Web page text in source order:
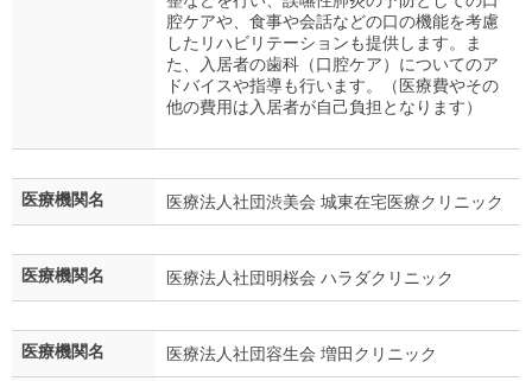
腔ケアや、食事や会話などの口の機能を考慮
したリハビリテーションも提供します。ま
た、入居者の歯科（口腔ケア）についてのア
ドバイスや指導も行います。（医療費やその
他の費用は入居者が自己負担となります）
医療機関名 医療法人社団渋美会 城東在宅医療クリニック
医療機関名 医療法人社団明桜会 ハラダクリニック
医療機関名 医療法人社団容生会 増田クリニック